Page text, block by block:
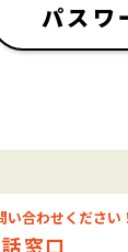
パスワ
合わせください！
窓口